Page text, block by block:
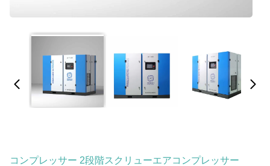
コンプレッサー 2段階スクリューエアコンプレッサー